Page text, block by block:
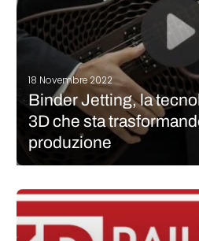
18 Novembre 2022
Binder Jetting, la
3D che sta
produzione
sempre più diffuso tra gli utenti
dei protagonisti di questa nicchia è
leader mondiale nella stampa 3D a